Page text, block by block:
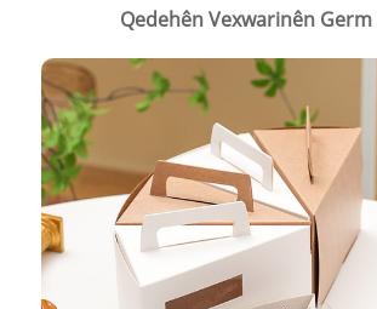
Qedehên Vexwarinên Germ